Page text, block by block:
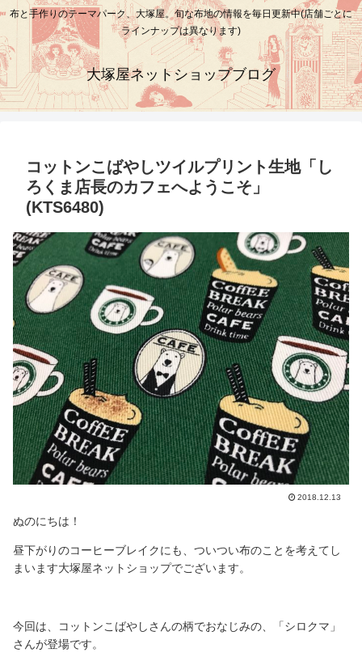
布と手作りのテーマパーク、大塚屋。旬な布地の情報を毎日更新中(店舗ごとに
ラインナップは異なります)
大塚屋ネットショップブログ
コットンこばやしツイルプリント生地「し
ろくま店長のカフェへようこそ」
(KTS6480)
2018.12.13
ぬのにちは！
昼下がりのコーヒーブレイクにも、ついつい布のことを考えてし
まいます大塚屋ネットショップでございます。
今回は、コットンこばやしさんの柄でおなじみの、「シロクマ」
さんが登場です。